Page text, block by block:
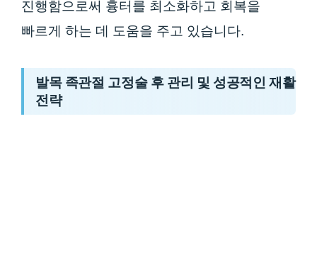
진행함으로써 흉터를 최소화하고 회복을
빠르게 하는 데 도움을 주고 있습니다.
발목 족관절 고정술 후 관리 및 성공적인 재활
전략